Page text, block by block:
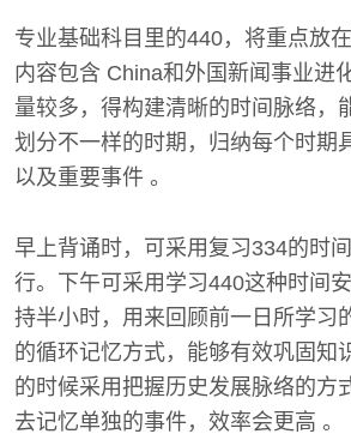
专业基础科目里的440，将重点放
内容包含 China和外国新闻事业进
量较多，得构建清晰的时间脉络，
划分不一样的时期，归纳每个时期
以及重要事件 。
早上背诵时，可采用复习334的时
行。下午可采用学习440这种时间
持半小时，用来回顾前一日所学习
的循环记忆方式，能够有效巩固知
的时候采用把握历史发展脉络的方
去记忆单独的事件，效率会更高 。